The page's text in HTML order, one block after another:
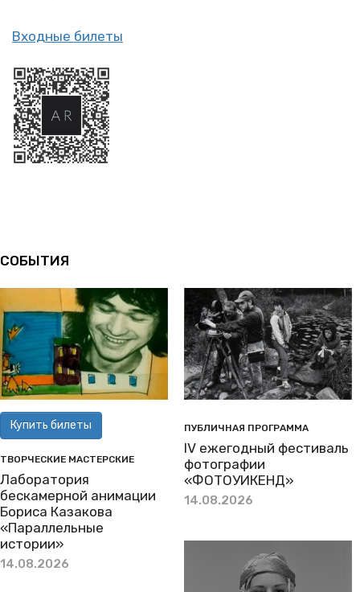
Входные билеты
СОБЫТИЯ
Купить билеты
ТВОРЧЕСКИЕ МАСТЕРСКИЕ
Лаборатория
бескамерной анимации
Бориса Казакова
«Параллельные
истории»
14.08.2026
ПУБЛИЧНАЯ ПРОГРАММА
IV ежегодный фестиваль
фотографии
«ФОТОУИКЕНД»
14.08.2026